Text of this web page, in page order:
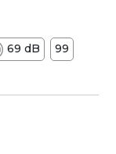
69 dB
99